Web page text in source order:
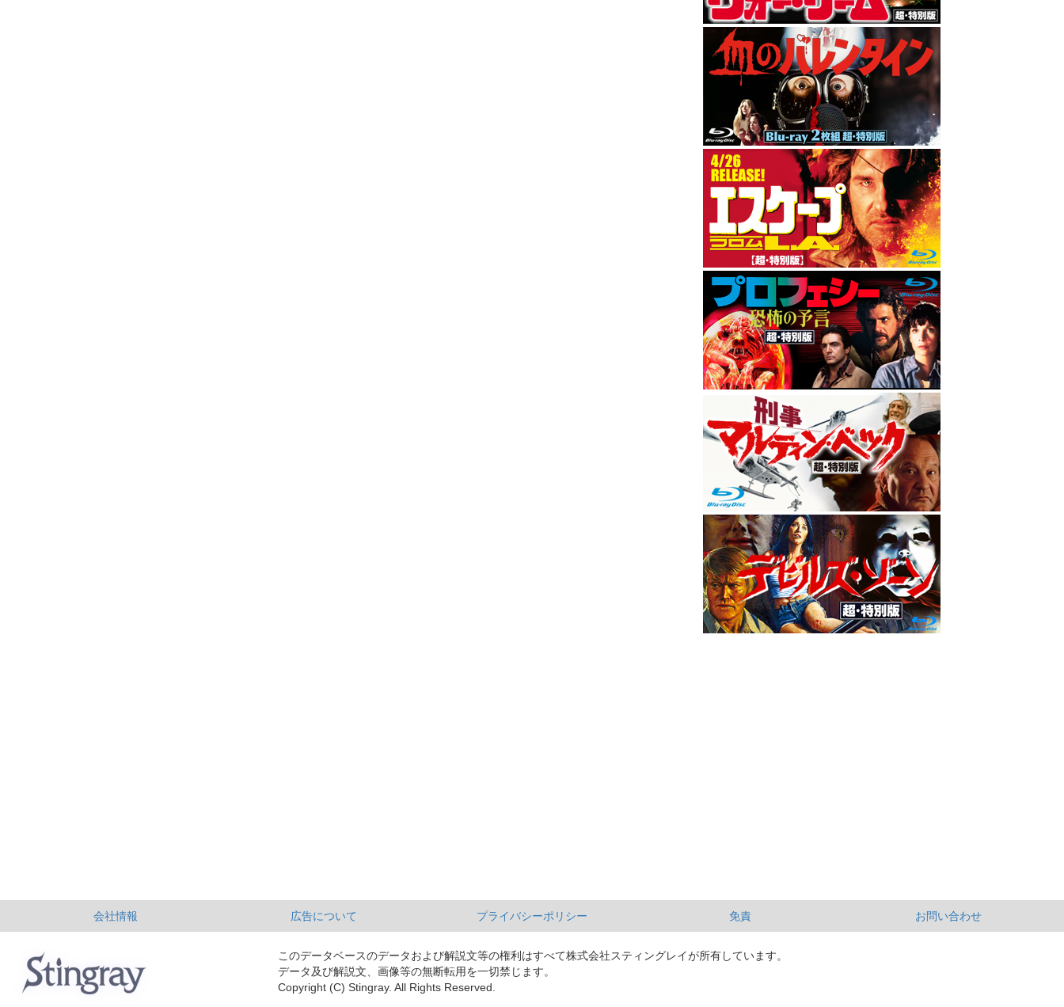
会社情報 広告について プライバシーポリシー 免責 お問い合わせ
このデータベースのデータおよび解説文等の権利はすべて株式会社スティングレイが所有しています。
データ及び解説文、画像等の無断転用を一切禁じます。
Copyright (C) Stingray. All Rights Reserved.